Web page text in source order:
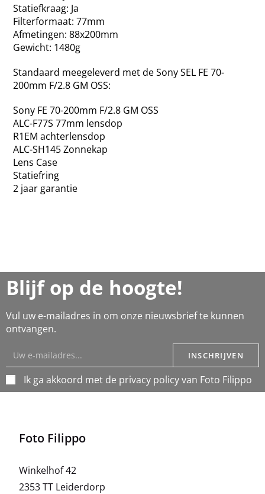
Statiefkraag: Ja
Filterformaat: 77mm
Afmetingen: 88x200mm
Gewicht: 1480g
Standaard meegeleverd met de Sony SEL FE 70-
200mm F/2.8 GM OSS:
Sony FE 70-200mm F/2.8 GM OSS
ALC-F77S 77mm lensdop
R1EM achterlensdop
ALC-SH145 Zonnekap
Lens Case
Statiefring
2 jaar garantie
Blijf op de hoogte!
Vul uw e-mailadres in om onze nieuwsbrief te kunnen
ontvangen.
Ik ga akkoord met de privacy policy van Foto Filippo
INSCHRIJVEN
Foto Filippo
Winkelhof 42
2353 TT Leiderdorp